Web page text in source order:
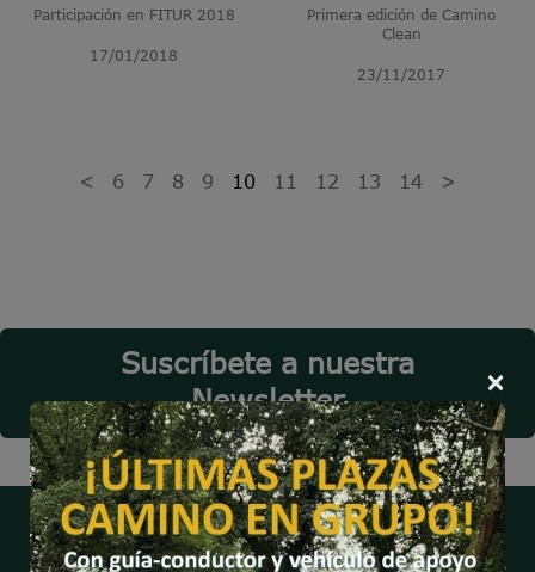
Participación en FITUR 2018
17/01/2018
Primera edición de Camino
Clean
23/11/2017
< 6 7 8 9 10 11 12 13 14 >
Suscríbete a nuestra
Newsletter
×